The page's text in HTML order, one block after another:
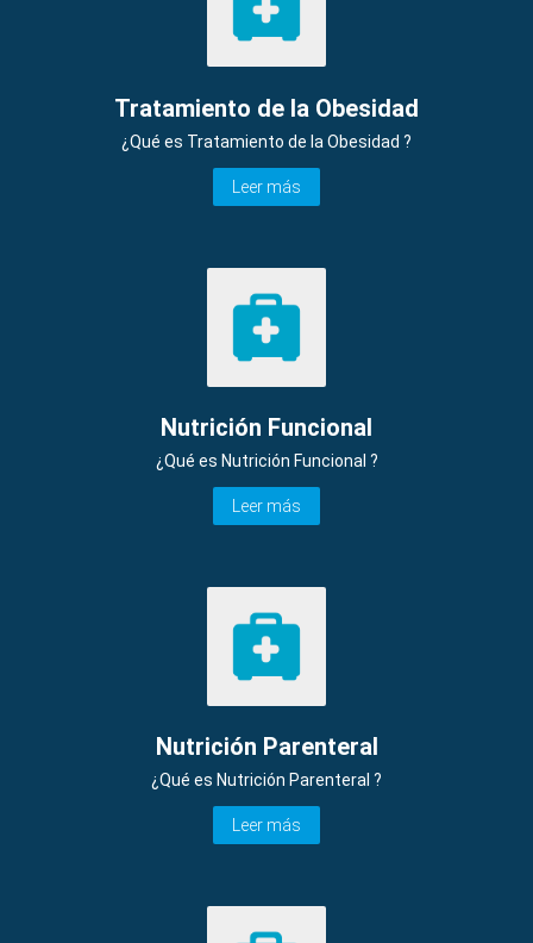
Tratamiento de la Obesidad
¿Qué es Tratamiento de la Obesidad ?
Leer más
Nutrición Funcional
¿Qué es Nutrición Funcional ?
Leer más
Nutrición Parenteral
¿Qué es Nutrición Parenteral ?
Leer más